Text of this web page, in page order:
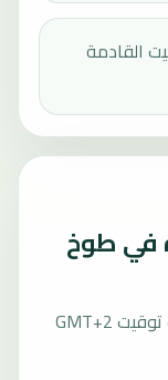
القادمة
في طوخ
تُحسب مواقيت الصلاة في طوخ، مصر بحسب توقيت GMT+2